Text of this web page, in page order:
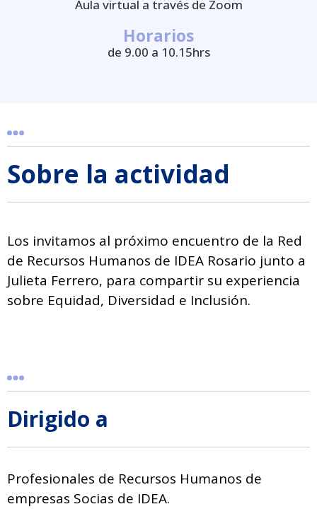
Aula virtual a través de Zoom
Horarios
de 9.00 a 10.15hrs
Sobre la actividad
Los invitamos al próximo encuentro de la Red
de Recursos Humanos de IDEA Rosario junto a
Julieta Ferrero, para compartir su experiencia
sobre Equidad, Diversidad e Inclusión.
Dirigido a
Profesionales de Recursos Humanos de
empresas Socias de IDEA.